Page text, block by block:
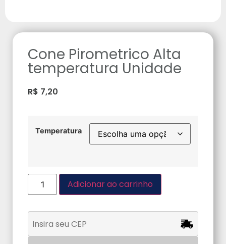
Cone Pirometrico Alta
temperatura Unidade
R$ 7,20
Temperatura
Adicionar ao carrinho